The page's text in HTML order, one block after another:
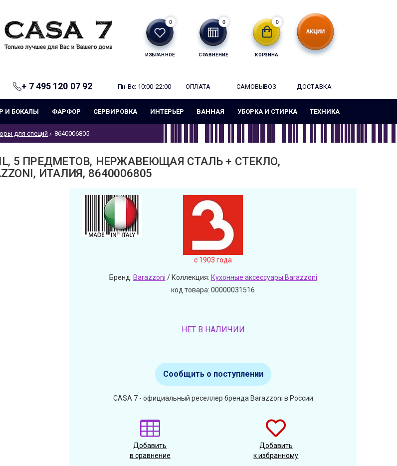
ИЗБРАННОЕ
0
СРАВНЕНИЕ
0
КОРЗИНА
0
+ 7 495 120 07 92 Пн-Вс: 10:00-22:00 ОПЛАТА САМОВЫВОЗ ДОСТАВКА
И БОКАЛЫ ФАРФОР СЕРВИРОВКА ИНТЕРЬЕР ВАННАЯ УБОРКА И СТИРКА ТЕХНИКА
для специй 8640006805
5 ПРЕДМЕТОВ, НЕРЖАВЕЮЩАЯ СТАЛЬ + СТЕКЛО,
ИТАЛИЯ, 8640006805
c 1903 года
Бренд: Barazzoni / Коллекция: Кухонные аксессуары Barazzoni
код товара: 00000031516
НЕТ В НАЛИЧИИ
Сообщить о поступлении
CASA 7 - официальный реселлер бренда Barazzoni в России
Добавить
в сравнение
Добавить
к избранному